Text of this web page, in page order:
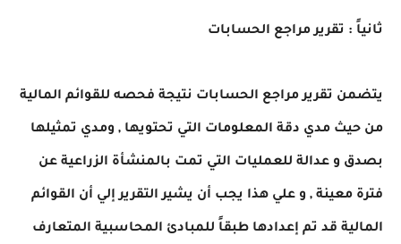
ثانياً : تقرير مراجع الحسابات
يتضمن تقرير مراجع الحسابات نتيجة فحصه للقوائم المالية
من حيث مدي دقة المعلومات التي تحتويها , ومدي تمثيلها
بصدق و عدالة للعمليات التي تمت بالمنشأة الزراعية عن
فترة معينة , و علي هذا يجب أن يشير التقرير إلي أن القوائم
المالية قد تم إعدادها طبقاً للمبادئ المحاسبية المتعارف